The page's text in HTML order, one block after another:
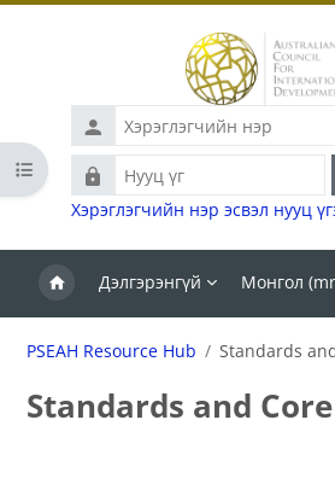
Хэрэглэгчийн
нэр
Нууц
үг
Хэрэглэгчийн нэр эсвэл нууц
Дэлгэрэнгүй Монгол
Хичээлийн индексийг нээх
PSEAH Resource Hub Standards
Standards and